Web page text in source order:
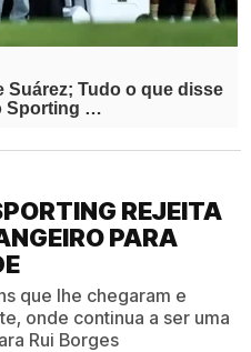
REJEITA
PARA
que lhe chegaram e
onde continua a ser uma
Rui Borges